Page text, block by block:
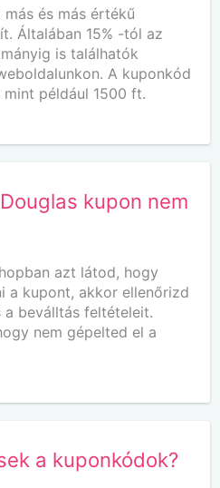
és más értékű
Általában 15% -tól az
is találhatók
A kuponkód
például 1500 ft.
kupon nem
azt látod, hogy
a kupont, akkor ellenőrizd
a beválltás feltételeit.
nem gépelted el a
a kuponkódok?